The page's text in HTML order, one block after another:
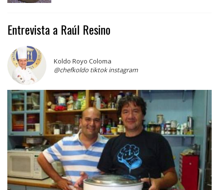
Entrevista a Raúl Resino
Koldo Royo Coloma
@chefkoldo tiktok instagram